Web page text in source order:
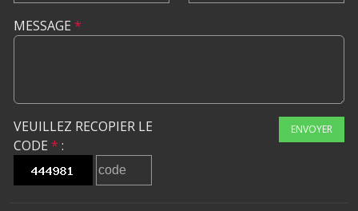
MESSAGE *
VEUILLEZ RECOPIER LE
CODE * :
ENVOYER